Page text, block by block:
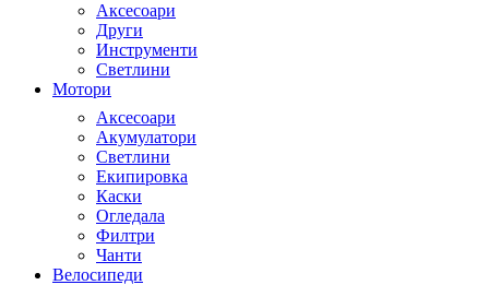
Аксесоари
Други
Инструменти
Светлини
Мотори
Аксесоари
Акумулатори
Светлини
Екипировка
Каски
Огледала
Филтри
Чанти
Велосипеди